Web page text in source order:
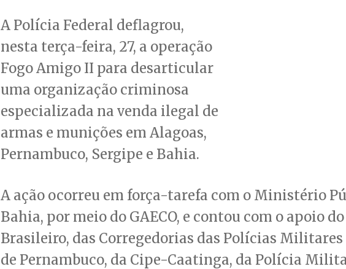
A Polícia Federal deflagrou,
nesta terça-feira, 27, a operação
Fogo Amigo II para desarticular
uma organização criminosa
especializada na venda ilegal de
armas e munições em Alagoas,
Pernambuco, Sergipe e Bahia.
A ação ocorreu em força-tarefa com o Ministério
Bahia, por meio do GAECO, e contou com o apoio
Brasileiro, das Corregedorias das Polícias Militares
de Pernambuco, da Cipe-Caatinga, da Polícia